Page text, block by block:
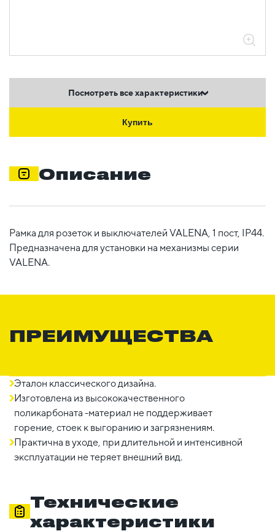
Посмотреть все характеристики
Купить
Описание
Рамка для розеток и выключателей VALENA, 1 пост, IP44.
Предназначена для установки на механизмы серии
VALENA.
ПРЕИМУЩЕСТВА
Эталон классического дизайна.
Изготовлена из высококачественного
поликарбоната -материал не поддерживает
горение, стоек к выгоранию и загрязнениям.
Практична в уходе, при длительной и интенсивной
эксплуатации не теряет внешний вид.
Технические
характеристики